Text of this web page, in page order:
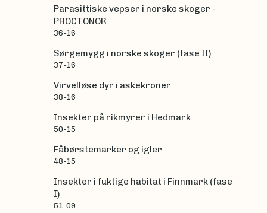
Parasittiske vepser i norske skoger -
PROCTONOR
36-16
Sørgemygg i norske skoger (fase II)
37-16
Virvelløse dyr i askekroner
38-16
Insekter på rikmyrer i Hedmark
50-15
Fåbørstemarker og igler
48-15
Insekter i fuktige habitat i Finnmark (fase
I)
51-09